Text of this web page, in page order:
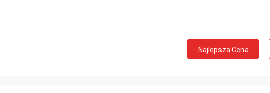
Najlepsza Cena